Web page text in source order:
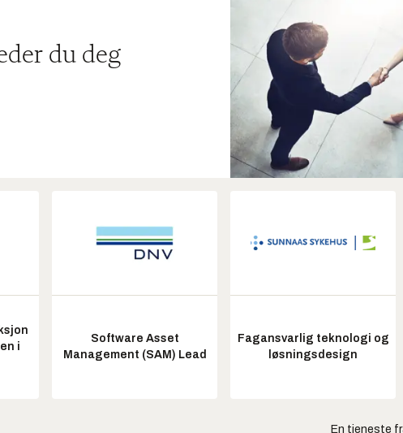
du deg
i
Software Asset
Management (SAM) Lead
Fagansvarlig teknologi og
løsningsdesign
En tjeneste